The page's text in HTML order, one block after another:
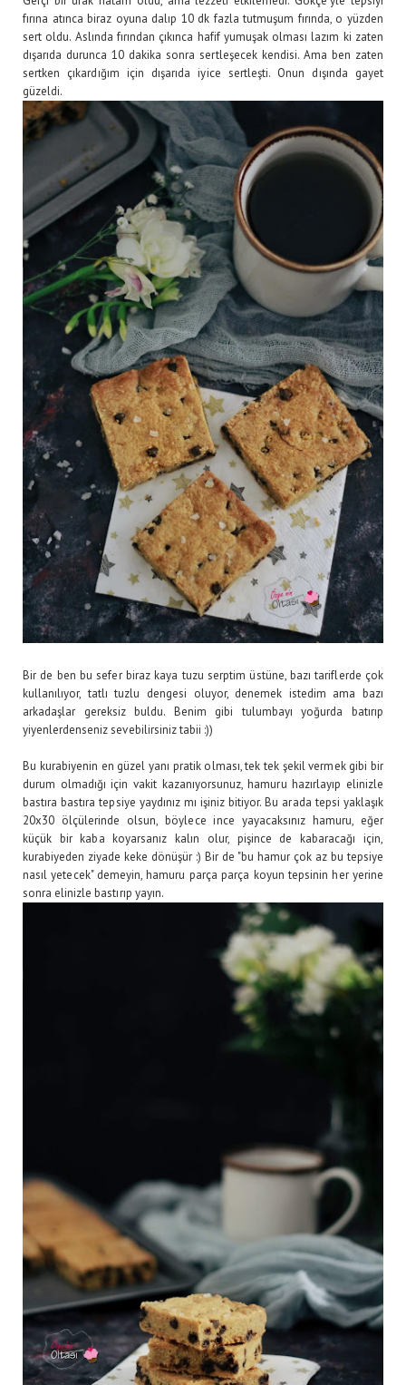
fırına atınca biraz oyuna dalıp 10 dk fazla tutmuşum fırında, o yüzden
sert oldu. Aslında fırından çıkınca hafif yumuşak olması lazım ki zaten
dışarıda durunca 10 dakika sonra sertleşecek kendisi. Ama ben zaten
sertken çıkardığım için dışarıda iyice sertleşti. Onun dışında gayet
güzeldi.
Bir de ben bu sefer biraz kaya tuzu serptim üstüne, bazı tariflerde çok
kullanılıyor, tatlı tuzlu dengesi oluyor, denemek istedim ama bazı
arkadaşlar gereksiz buldu. Benim gibi tulumbayı yoğurda batırıp
yiyenlerdenseniz sevebilirsiniz tabii :))
Bu kurabiyenin en güzel yanı pratik olması, tek tek şekil vermek gibi bir
durum olmadığı için vakit kazanıyorsunuz, hamuru hazırlayıp elinizle
bastıra bastıra tepsiye yaydınız mı işiniz bitiyor. Bu arada tepsi yaklaşık
20x30 ölçülerinde olsun, böylece ince yayacaksınız hamuru, eğer
küçük bir kaba koyarsanız kalın olur, pişince de kabaracağı için,
kurabiyeden ziyade keke dönüşür :) Bir de "bu hamur çok az bu tepsiye
nasıl yetecek" demeyin, hamuru parça parça koyun tepsinin her yerine
sonra elinizle bastırıp yayın.